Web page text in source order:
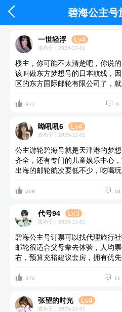
 碧海公主号
一世轻浮 Lv4
发布于：2025-12-01
楼主，你可能不太清楚吧，你说
该叫做东方梦想号的日本航线，
区的东方国际邮轮有限公司了，
确实是一个很不错的选择，你想
较丰富多彩，餐饮美味可口。像
主要看你自己了，日本方向也有
游上面看看具体的情况再决定吧、
 377  9
呦吼吼6 Lv4
发布于：2025-12-01
公主游轮碧海号就是天津港的梦
齐全，还有专门的儿童娱乐中心
出海的邮轮航次要低不少，吃喝
 208  10
代号94 Lv3
发布于：2025-12-01
碧海公主号订票可以找代理旅行
邮轮很适合父母辈去体验，人均
右，预算充裕建议套房，拥有优
 372  11
张望的时光 Lv4
发布于：2025-12-01